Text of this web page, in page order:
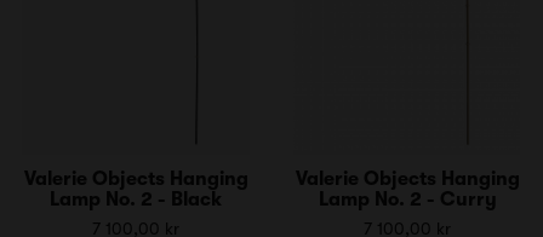
Valerie Objects Hanging
Lamp No. 2 - Black
7 100,00 kr
Valerie Objects Hanging
Lamp No. 2 - Curry
7 100,00 kr